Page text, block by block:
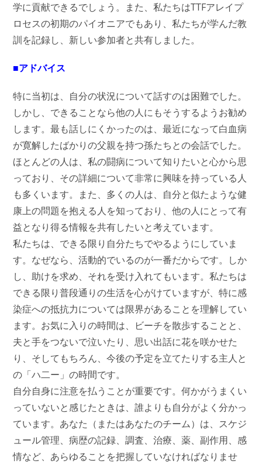
学に貢献できるでしょう。また、私たちはTTFアレイプ
ロセスの初期のパイオニアでもあり、私たちが学んだ教
訓を記録し、新しい参加者と共有しました。
■アドバイス
特に当初は、自分の状況について話すのは困難でした。
しかし、できることなら他の人にもそうするようお勧め
します。最も話しにくかったのは、最近になって白血病
が寛解したばかりの父親を持つ孫たちとの会話でした。
ほとんどの人は、私の闘病について知りたいと心から思
っており、その詳細について非常に興味を持っている人
も多くいます。また、多くの人は、自分と似たような健
康上の問題を抱える人を知っており、他の人にとって有
益となり得る情報を共有したいと考えています。
私たちは、できる限り自分たちでやるようにしていま
す。なぜなら、活動的でいるのが一番だからです。しか
し、助けを求め、それを受け入れてもいます。私たちは
できる限り普段通りの生活を心がけていますが、特に感
染症への抵抗力については限界があることを理解してい
ます。お気に入りの時間は、ビーチを散歩することと、
夫と手をつないで泣いたり、思い出話に花を咲かせた
り、そしてもちろん、今後の予定を立てたりする主人と
の「ハ二ー」の時間です。
自分自身に注意を払うことが重要です。何かがうまくい
っていないと感じたときは、誰よりも自分がよく分かっ
ています。あなた（またはあなたのチーム）は、スケジ
ュール管理、病歴の記録、調査、治療、薬、副作用、感
情など、あらゆることを把握していなければなりませ